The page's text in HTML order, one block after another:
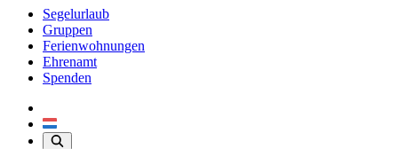
Segelurlaub
Gruppen
Ferienwohnungen
Ehrenamt
Spenden